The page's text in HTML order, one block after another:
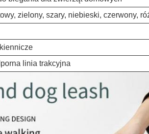
zielony, szary, niebieski, czerwony,
linia trakcyjna